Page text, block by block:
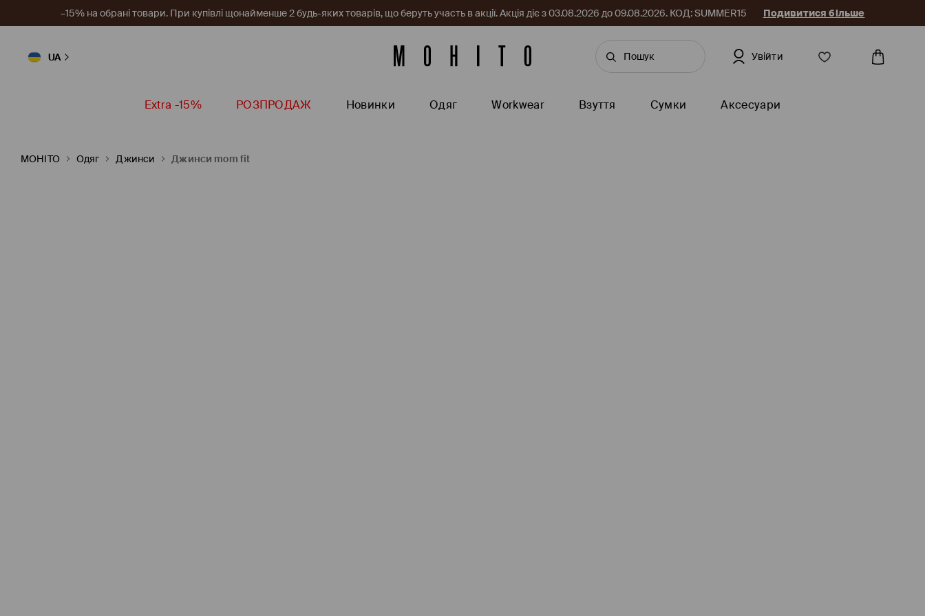
–15% на обрані товари. При купівлі щонайменше 2 будь-яких товарів, що беруть участь в акції. Акція діє з 03.08.2026 до 09.08.2026. КОД: SUMMER15 Подивитися більше
UA Увійти
Extra -15% РОЗПРОДАЖ Новинки Одяг Workwear Взуття Сумки Аксесуари
MOHITO Одяг Джинси Джинси mom fit